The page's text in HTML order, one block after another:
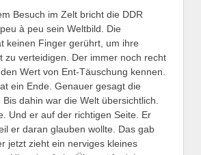
Besuch im Zelt bricht die DDR
à peu sein Weltbild. Die
keinen Finger gerührt, um ihre
zu verteidigen. Der immer noch recht
Wert von Ent-Täuschung kennen.
ein Ende. Genauer gesagt die
dahin war die Welt übersichtlich.
Und er auf der richtigen Seite. Er
er daran glauben wollte. Das gab
jetzt zieht ein nerviges kleines